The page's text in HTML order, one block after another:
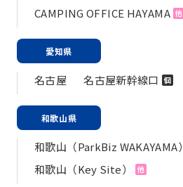
CAMPING OFFICE HAYAMA 他
愛知県
名古屋 名古屋新幹線口 個
和歌山県
和歌山（ParkBiz WAKAYAMA）
和歌山（Key Site） 他